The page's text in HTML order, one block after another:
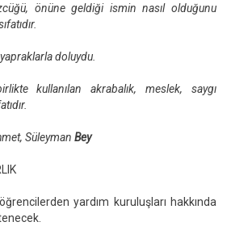
önüne geldiği ismin nasıl olduğunu
doluydu.
kullanılan akrabalık, meslek, saygı
Süleyman Bey
yardım kuruluşları hakkında